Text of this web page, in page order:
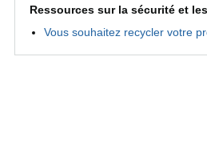
Ressources sur la sécurité et
Vous souhaitez recycler votre